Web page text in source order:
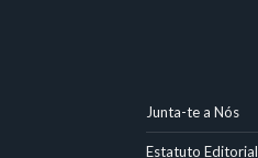
Junta-te a Nós
Estatuto Editorial